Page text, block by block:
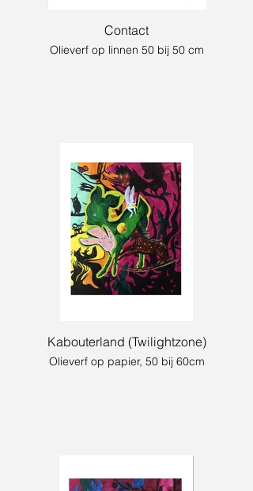
Contact
Olieverf op linnen 50 bij 50 cm
Kabouterland (Twilightzone)
Olieverf op papier, 50 bij 60cm